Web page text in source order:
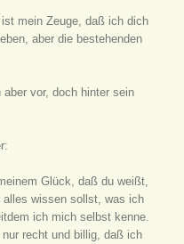
mein Zeuge, daß ich dich
aber die bestehenden
vor, doch hinter sein
Glück, daß du weißt,
wissen sollst, was ich
ich mich selbst kenne.
recht und billig, daß ich